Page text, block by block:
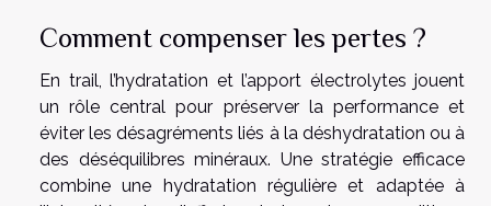
Comment compenser les pertes ?
En trail, l’hydratation et l’apport électrolytes jouent
un rôle central pour préserver la performance et
éviter les désagréments liés à la déshydratation ou à
des déséquilibres minéraux. Une stratégie efficace
combine une hydratation régulière et adaptée à